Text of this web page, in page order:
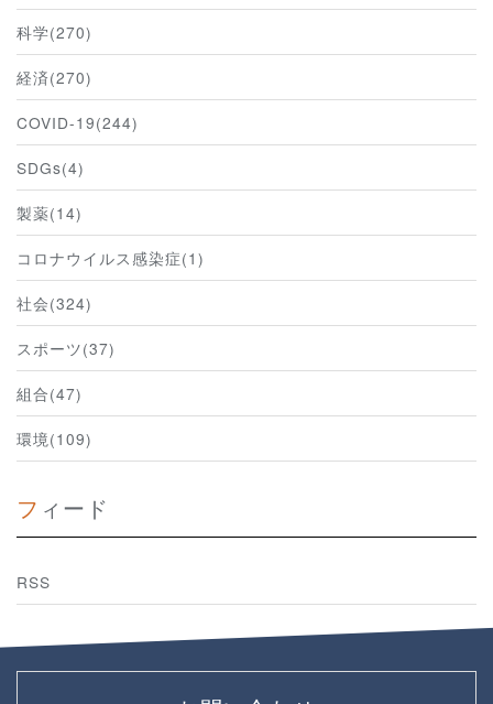
科学(270)
経済(270)
COVID-19(244)
SDGs(4)
製薬(14)
コロナウイルス感染症(1)
社会(324)
スポーツ(37)
組合(47)
環境(109)
フィード
RSS